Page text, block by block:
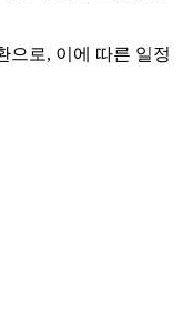
으로, 이에 따른 일정